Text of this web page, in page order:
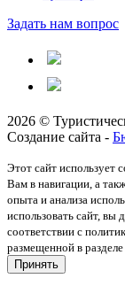
Задать нам вопрос
2026 ©
Создание сайта -
Этот сайт использует
Вам в навигации, а
опыта и анализа
использовать сайт, вы
соответствии с
размещенной в разделе
Принять